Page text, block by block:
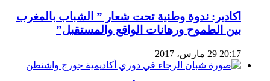
اكادير: ندوة وطنية تحت شعار ” الشباب بالمغرب
بين الطموح ورهانات الواقع والمستقبل”
20:17 29 مارس، 2017